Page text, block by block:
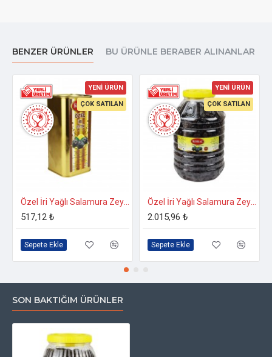
BENZER ÜRÜNLER BU ÜRÜNLE BERABER ALINANLAR
YENİ ÜRÜN
ÇOK SATILAN
Özel İri Yağlı Salamura Zeytin 1 Kg. 231-260 Kalibre
517,12 ₺
Sepete Ekle
YENİ ÜRÜN
ÇOK SATILAN
Özel İri Yağlı Salamura Zeytin 5 Kg. 231-260 Kalibre
2.015,96 ₺
Sepete Ekle
SON BAKTIĞIM ÜRÜNLER